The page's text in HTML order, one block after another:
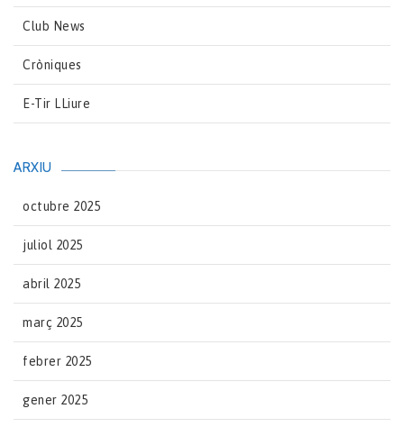
Club News
Cròniques
E-Tir LLiure
ARXIU
octubre 2025
juliol 2025
abril 2025
març 2025
febrer 2025
gener 2025